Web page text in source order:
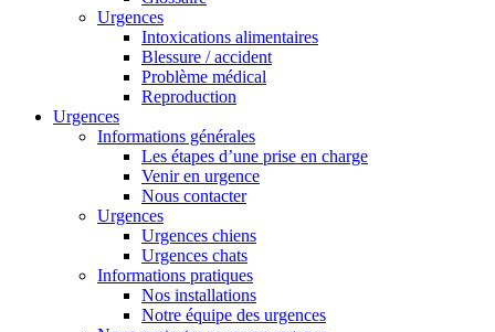
Urgences
Intoxications alimentaires
Blessure / accident
Problème médical
Reproduction
Urgences
Informations générales
Les étapes d’une prise en charge
Venir en urgence
Nous contacter
Urgences
Urgences chiens
Urgences chats
Informations pratiques
Nos installations
Notre équipe des urgences